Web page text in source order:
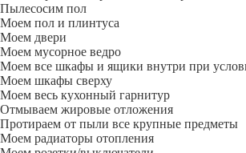
Пылесосим пол
Моем пол и плинтуса
Моем двери
Моем мусорное ведро
Моем все шкафы и ящики внутри при
Моем шкафы сверху
Моем весь кухонный гарнитур
Отмываем жировые отложения
Протираем от пыли все крупные предметы
Моем радиаторы отопления